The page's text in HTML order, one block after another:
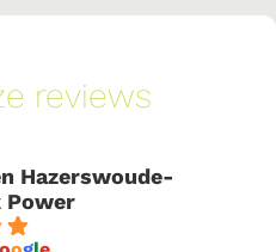
reviews
Hazerswoude-
Power